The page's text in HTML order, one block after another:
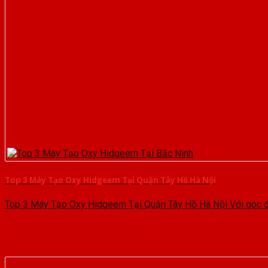
Top 3 Máy Tạo Oxy Hidgeem Tại Quận Tây Hồ Hà Nội
Top 3 Máy Tạo Oxy Hidgeem Tại Quận Tây Hồ Hà Nội Với góc